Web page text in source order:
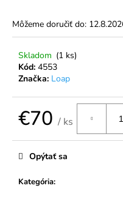
Môžeme doručiť do:
Skladom (1 ks)
Kód: 4553
Značka: Loap
€70 / ks
Kategória:
Opýtať sa
j
s
?
HĽADAŤ